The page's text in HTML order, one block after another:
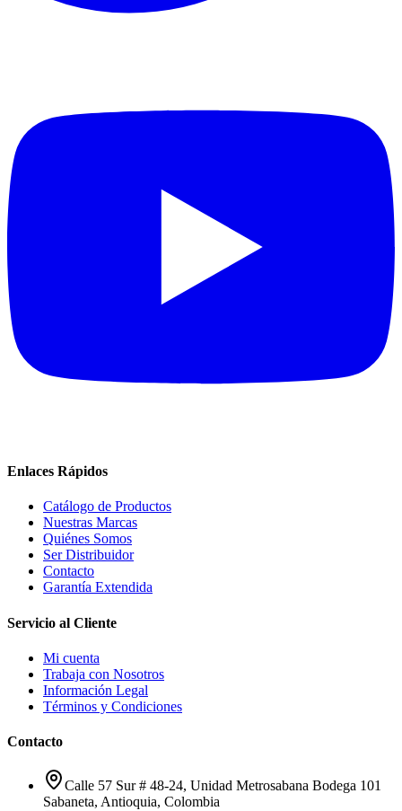
Enlaces Rápidos
Catálogo de Productos
Nuestras Marcas
Quiénes Somos
Ser Distribuidor
Contacto
Garantía Extendida
Servicio al Cliente
Mi cuenta
Trabaja con Nosotros
Información Legal
Términos y Condiciones
Contacto
Calle 57 Sur # 48-24, Unidad Metrosabana Bodega 101
Sabaneta, Antioquia, Colombia